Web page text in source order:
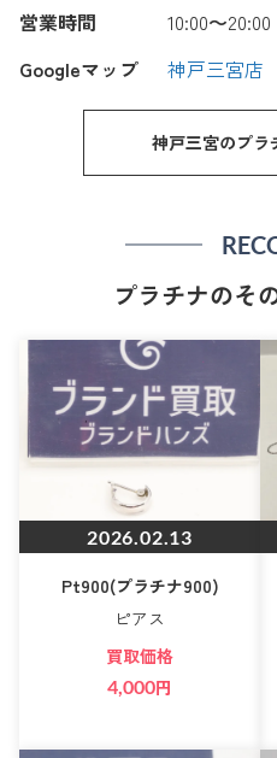
営業時間
10:00〜20:00
Googleマップ
神戸三宮店
神戸三宮のプラ
プラチナのそ
2026.02.13
Pt900(プラチナ900)
ピアス
買取価格
4,000円